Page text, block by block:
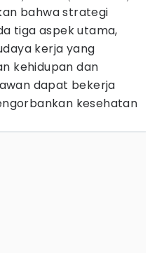
bahwa strategi
tiga aspek utama,
kerja yang
kehidupan dan
dapat bekerja
kesehatan